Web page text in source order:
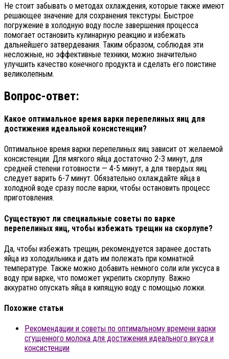
Не стоит забывать о методах охлаждения, которые также имеют
решающее значение для сохранения текстуры. Быстрое
погружение в холодную воду после завершения процесса
помогает остановить кулинарную реакцию и избежать
дальнейшего затвердевания. Таким образом, соблюдая эти
несложные, но эффективные техники, можно значительно
улучшить качество конечного продукта и сделать его поистине
великолепным.
Вопрос-ответ:
Какое оптимальное время варки перепелиных яиц для
достижения идеальной консистенции?
Оптимальное время варки перепелиных яиц зависит от желаемой
консистенции. Для мягкого яйца достаточно 2-3 минут, для
средней степени готовности — 4-5 минут, а для твердых яиц
следует варить 6-7 минут. Обязательно охлаждайте яйца в
холодной воде сразу после варки, чтобы остановить процесс
приготовления.
Существуют ли специальные советы по варке
перепелиных яиц, чтобы избежать трещин на скорлупе?
Да, чтобы избежать трещин, рекомендуется заранее достать
яйца из холодильника и дать им полежать при комнатной
температуре. Также можно добавить немного соли или уксуса в
воду при варке, что поможет укрепить скорлупу. Важно
аккуратно опускать яйца в кипящую воду с помощью ложки.
Похожие статьи
Рекомендации и советы по оптимальному времени варки
сгущенного молока для достижения идеального вкуса и
консистенции